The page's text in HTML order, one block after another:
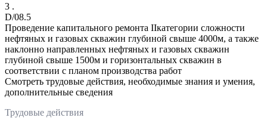
3 .
D/08.5
Проведение капитального ремонта IIкатегории сложности
нефтяных и газовых скважин глубиной свыше 4000м, а также
наклонно направленных нефтяных и газовых скважин
глубиной свыше 1500м и горизонтальных скважин в
соответствии с планом производства работ
Смотреть трудовые действия, необходимые знания и умения,
дополнительные сведения
Трудовые действия